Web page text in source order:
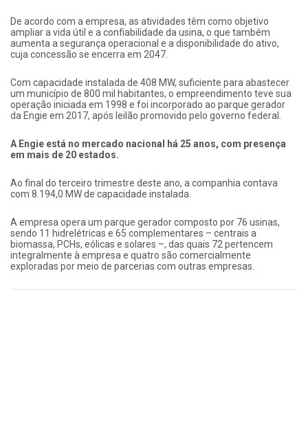
De acordo com a empresa, as atividades têm como objetivo
ampliar a vida útil e a confiabilidade da usina, o que também
aumenta a segurança operacional e a disponibilidade do ativo,
cuja concessão se encerra em 2047.
Com capacidade instalada de 408 MW, suficiente para abastecer
um município de 800 mil habitantes, o empreendimento teve sua
operação iniciada em 1998 e foi incorporado ao parque gerador
da Engie em 2017, após leilão promovido pelo governo federal.
A Engie está no mercado nacional há 25 anos, com presença
em mais de 20 estados.
Ao final do terceiro trimestre deste ano, a companhia contava
com 8.194,0 MW de capacidade instalada.
A empresa opera um parque gerador composto por 76 usinas,
sendo 11 hidrelétricas e 65 complementares – centrais a
biomassa, PCHs, eólicas e solares –, das quais 72 pertencem
integralmente à empresa e quatro são comercialmente
exploradas por meio de parcerias com outras empresas.